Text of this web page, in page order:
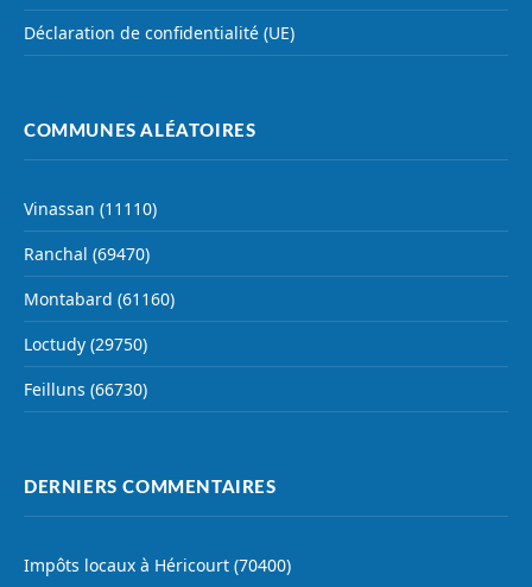
Déclaration de confidentialité (UE)
COMMUNES ALÉATOIRES
Vinassan (11110)
Ranchal (69470)
Montabard (61160)
Loctudy (29750)
Feilluns (66730)
DERNIERS COMMENTAIRES
Impôts locaux à Héricourt (70400)